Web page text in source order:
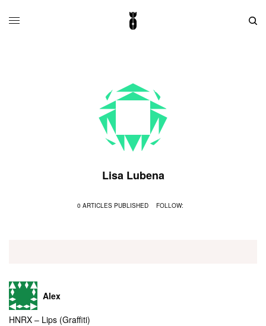
Lisa Lubena
0 ARTICLES PUBLISHED FOLLOW:
Alex
HNRX – Lips (Graffiti)